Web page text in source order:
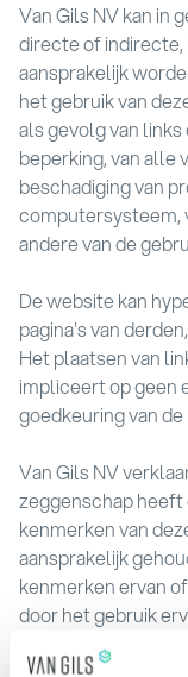
Van Gils NV kan in
directe of indirecte,
aansprakelijk
het gebruik van
als gevolg van
beperking, van alle
beschadiging van
computersysteem,
andere van de
De website kan
pagina's van
Het plaatsen van
impliceert op geen
goedkeuring van de
Van Gils NV
zeggenschap heeft
kenmerken van
aansprakelijk
kenmerken ervan
door het gebruik